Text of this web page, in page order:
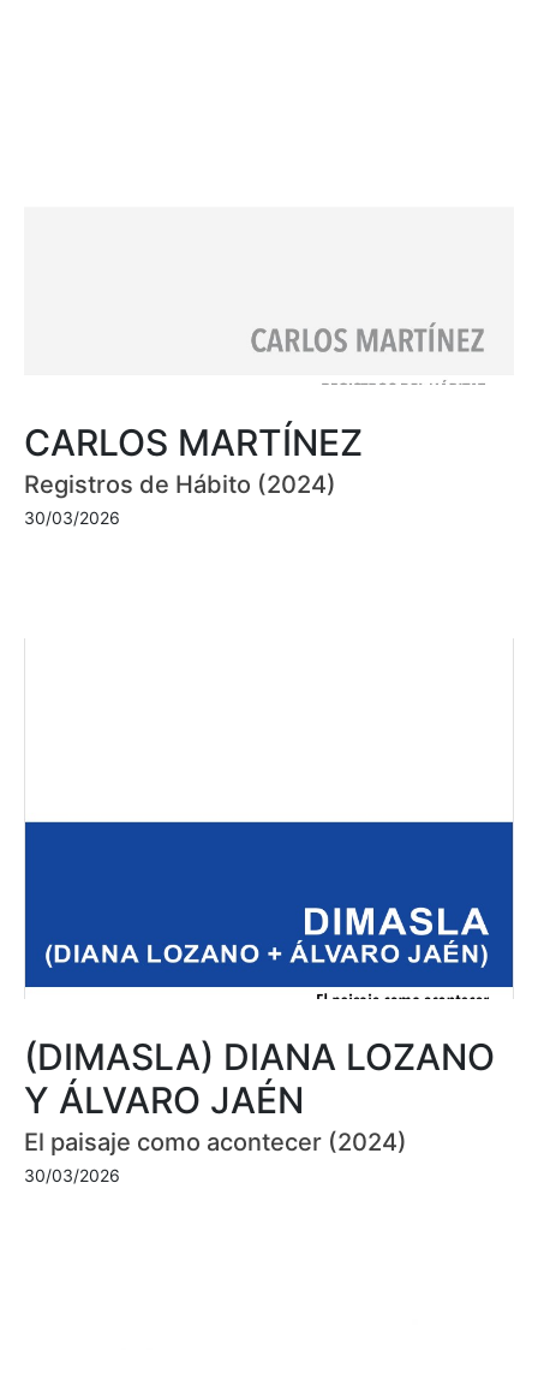
CARLOS MARTÍNEZ
Registros de Hábito (2024)
30/03/2026
(DIMASLA) DIANA LOZANO
Y ÁLVARO JAÉN
El paisaje como acontecer (2024)
30/03/2026